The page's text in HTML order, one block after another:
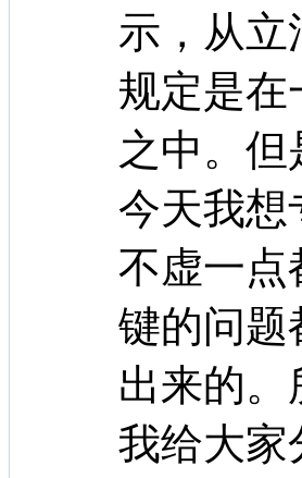
示，从立
规定是在
之中。
今天我想
不虚一点
键的问题
出来的。
我给大家